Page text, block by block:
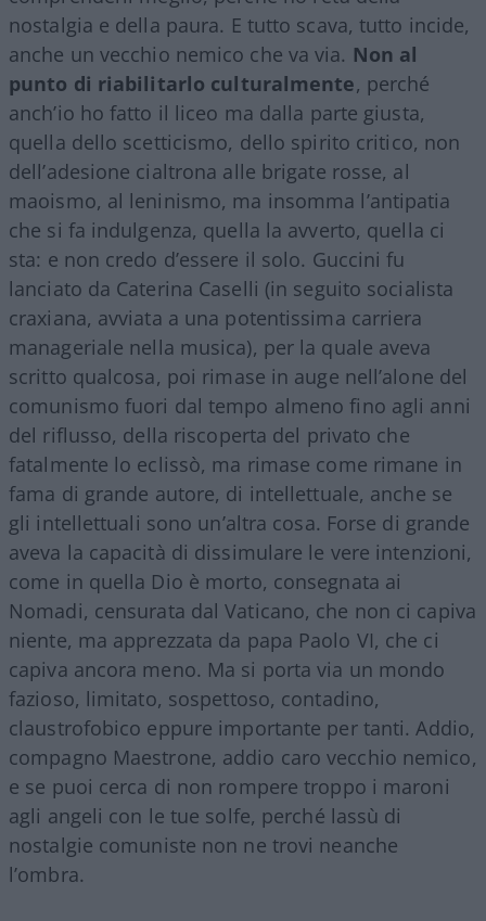
nostalgia e della paura. E tutto scava, tutto incide,
anche un vecchio nemico che va via. Non al
punto di riabilitarlo culturalmente, perché
anch’io ho fatto il liceo ma dalla parte giusta,
quella dello scetticismo, dello spirito critico, non
dell’adesione cialtrona alle brigate rosse, al
maoismo, al leninismo, ma insomma l’antipatia
che si fa indulgenza, quella la avverto, quella ci
sta: e non credo d’essere il solo. Guccini fu
lanciato da Caterina Caselli (in seguito socialista
craxiana, avviata a una potentissima carriera
manageriale nella musica), per la quale aveva
scritto qualcosa, poi rimase in auge nell’alone del
comunismo fuori dal tempo almeno fino agli anni
del riflusso, della riscoperta del privato che
fatalmente lo eclissò, ma rimase come rimane in
fama di grande autore, di intellettuale, anche se
gli intellettuali sono un’altra cosa. Forse di grande
aveva la capacità di dissimulare le vere intenzioni,
come in quella Dio è morto, consegnata ai
Nomadi, censurata dal Vaticano, che non ci capiva
niente, ma apprezzata da papa Paolo VI, che ci
capiva ancora meno. Ma si porta via un mondo
fazioso, limitato, sospettoso, contadino,
claustrofobico eppure importante per tanti. Addio,
compagno Maestrone, addio caro vecchio nemico,
e se puoi cerca di non rompere troppo i maroni
agli angeli con le tue solfe, perché lassù di
nostalgie comuniste non ne trovi neanche
l’ombra.